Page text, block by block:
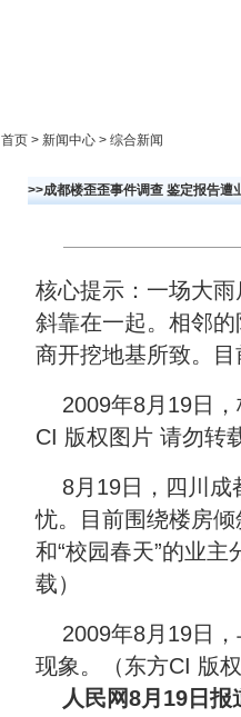
首页 > 新闻中心 > 综合新闻
>>成都楼歪歪事件调查 鉴定报告遭
核心提示：一场大
斜靠在一起。相邻
商开挖地基所致。
2009年8月19日
CI 版权图片 请勿转
8月19日，四川成
忧。目前围绕楼房
和“校园春天”的业
载）
2009年8月19日
现象。（东方CI 版
人民网8月19日报